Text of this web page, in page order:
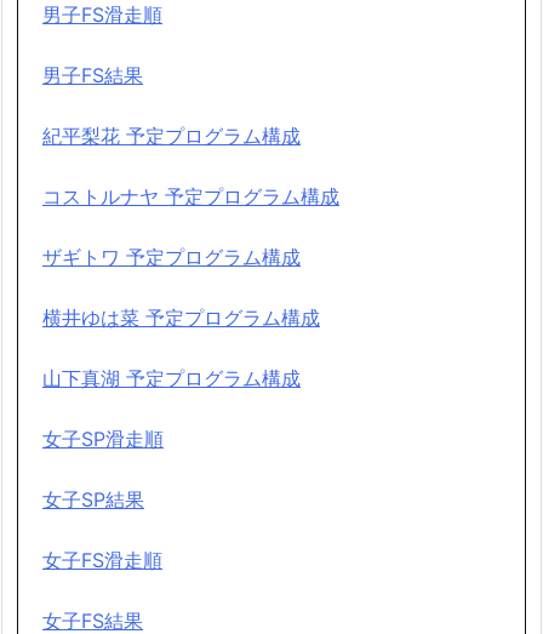
男子FS滑走順
男子FS結果
紀平梨花 予定プログラム構成
コストルナヤ 予定プログラム構成
ザギトワ 予定プログラム構成
横井ゆは菜 予定プログラム構成
山下真湖 予定プログラム構成
女子SP滑走順
女子SP結果
女子FS滑走順
女子FS結果